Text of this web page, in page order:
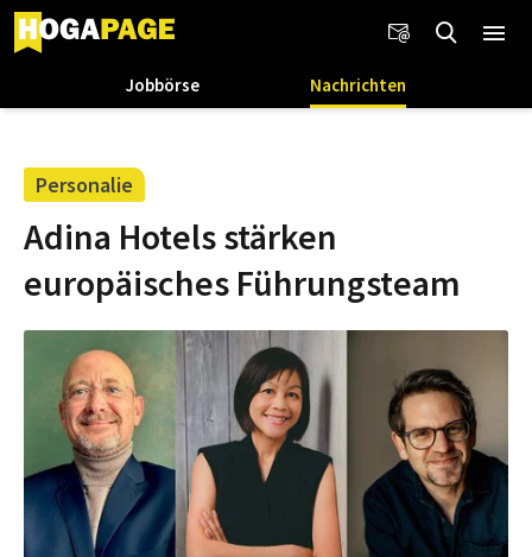
Jobbörse Nachrichten
Personalie
Adina Hotels stärken
europäisches Führungsteam